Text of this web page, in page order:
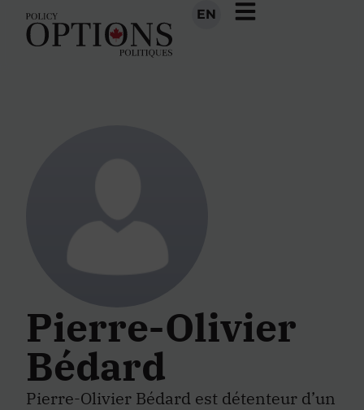
EN
Pierre-Olivier
Bédard
Pierre-Olivier Bédard est détenteur d’un